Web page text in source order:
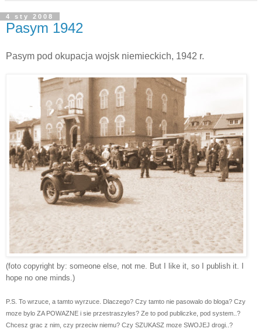
4 sty 2008
Pasym 1942
Pasym pod okupacja wojsk niemieckich, 1942 r.
(foto copyright by: someone else, not me. But I like it, so I publish it. I
hope no one minds.)
P.S. To wrzuce, a tamto wyrzuce. Dlaczego? Czy tamto nie pasowalo do bloga? Czy
moze bylo ZA POWAZNE i sie przestraszyles? Ze to pod publiczke, pod system..?
Chcesz grac z nim, czy przeciw niemu? Czy SZUKASZ moze SWOJEJ drogi..?